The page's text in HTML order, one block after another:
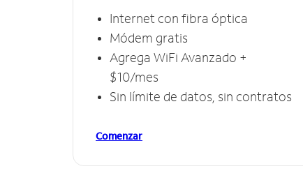
Internet con fibra óptica
Módem gratis
Agrega WiFi Avanzado +
$10/mes
Sin límite de datos, sin contratos
Comenzar